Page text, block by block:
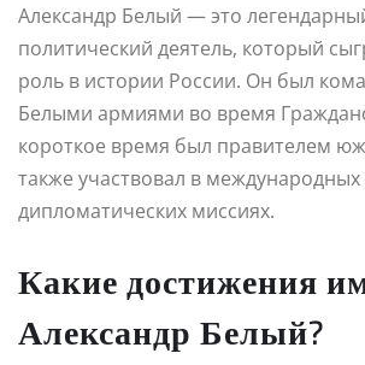
Александр Белый — это
политический деятель, который
роль в истории России. Он был
Белыми армиями во время
короткое время был правителем
также участвовал в международных
дипломатических миссиях.
Какие достижения
Александр Белый?